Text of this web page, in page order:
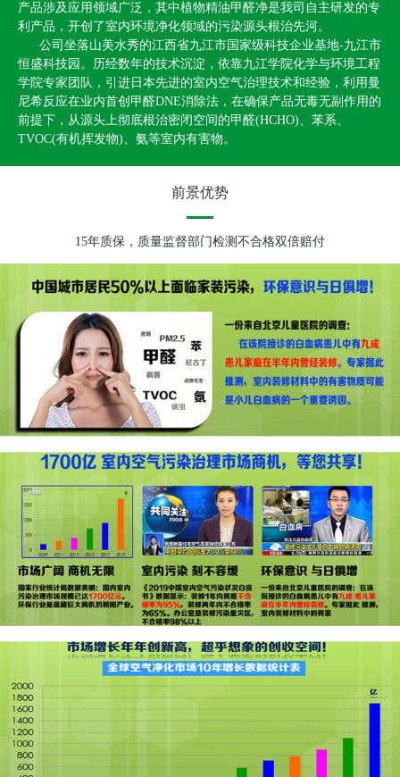
产品涉及应用领域广泛，其中植物精油甲醛净是我司自主研发的专
利产品，开创了室内环境净化领域的污染源头根治先河。
公司坐落山美水秀的江西省九江市国家级科技企业基地-九江市
恒盛科技园。历经数年的技术沉淀，依靠九江学院化学与环境工程
学院专家团队，引进日本先进的室内空气治理技术和经验，利用曼
尼希反应在业内首创甲醛DNE消除法，在确保产品无毒无副作用的
前提下，从源头上彻底根治密闭空间的甲醛(HCHO)、苯系、
TVOC(有机挥发物)、氨等室内有害物。
前景优势
15年质保，质量监督部门检测不合格双倍赔付